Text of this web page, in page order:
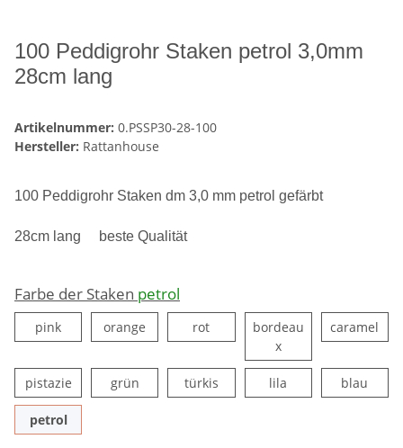
100 Peddigrohr Staken petrol 3,0mm
28cm lang
Artikelnummer: 0.PSSP30-28-100
Hersteller: Rattanhouse
100 Peddigrohr Staken dm 3,0 mm petrol gefärbt
28cm lang beste Qualität
Farbe der Staken petrol
pinkpink orange rotrot
bordeau
xbordeaux
caramel
pistaziepistaziegrüngrün türkistürkis lila blau
petrolpetrol